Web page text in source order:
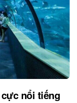
nổi tiếng